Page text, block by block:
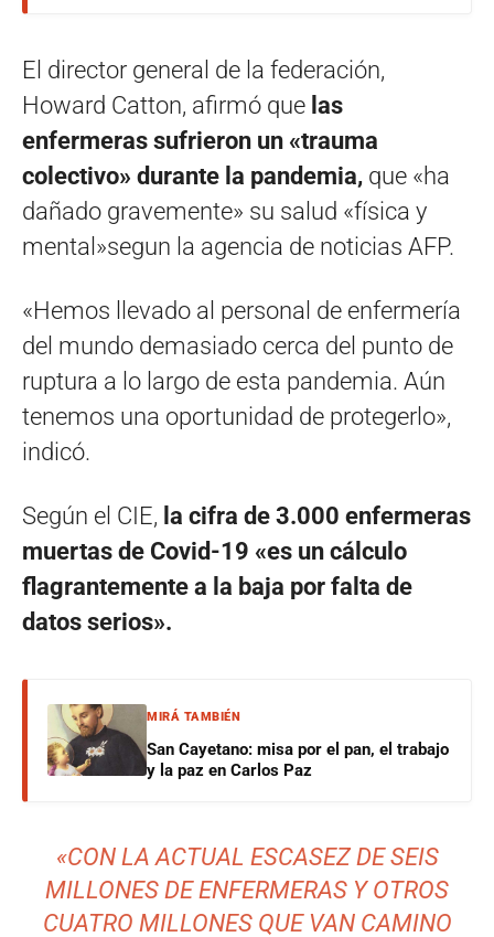
El director general de la federación,
Howard Catton, afirmó que las
enfermeras sufrieron un «trauma
colectivo» durante la pandemia, que «ha
dañado gravemente» su salud «física y
mental»segun la agencia de noticias AFP.
«Hemos llevado al personal de enfermería
del mundo demasiado cerca del punto de
ruptura a lo largo de esta pandemia. Aún
tenemos una oportunidad de protegerlo»,
indicó.
Según el CIE, la cifra de 3.000 enfermeras
muertas de Covid-19 «es un cálculo
flagrantemente a la baja por falta de
datos serios».
MIRÁ TAMBIÉN
San Cayetano: misa por el pan, el trabajo
y la paz en Carlos Paz
«CON LA ACTUAL ESCASEZ DE SEIS
MILLONES DE ENFERMERAS Y OTROS
CUATRO MILLONES QUE VAN CAMINO